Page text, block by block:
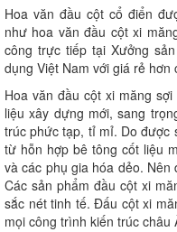
Hoa văn đầu cột cổ điển
như hoa văn đầu cột xi
công trực tiếp tại Xưởng
dụng Việt Nam với giá rẻ hơn
Hoa văn đầu cột xi măng
liệu xây dựng mới, sang
trúc phức tạp, tỉ mỉ. Do được
từ hỗn hợp bê tông cốt liệu
và các phụ gia hóa dẻo.
Các sản phẩm đầu cột xi
sắc nét tinh tế. Đấu cột xi
mọi công trình kiến trúc châu